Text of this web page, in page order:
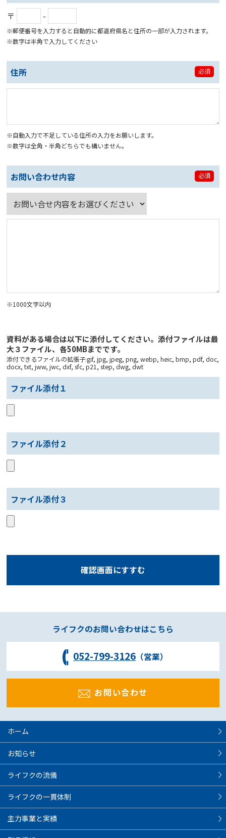
〒 -
※郵便番号を入力すると自動的に都道府県名と住所の一部が入力されます。
※数字は半角で入力してください
住所 必須
※自動入力で不足している住所の入力をお願いします。
※数字は全角・半角どちらでも構いません。
お問い合わせ内容 必須
※1000文字以内
資料がある場合は以下に添付してください。添付ファイルは最
大３ファイル、各50MBまでです。
添付できるファイルの拡張子:gif, jpg, jpeg, png, webp, heic, bmp, pdf, doc,
docx, txt, jww, jwc, dxf, sfc, p21, step, dwg, dwt
ファイル添付１
ファイル添付２
ファイル添付３
ライフクのお問い合わせはこちら
052-799-3126 （営業）
お問い合わせ
ホーム
お知らせ
ライフクの流儀
ライフクの一貫体制
主力事業と実績